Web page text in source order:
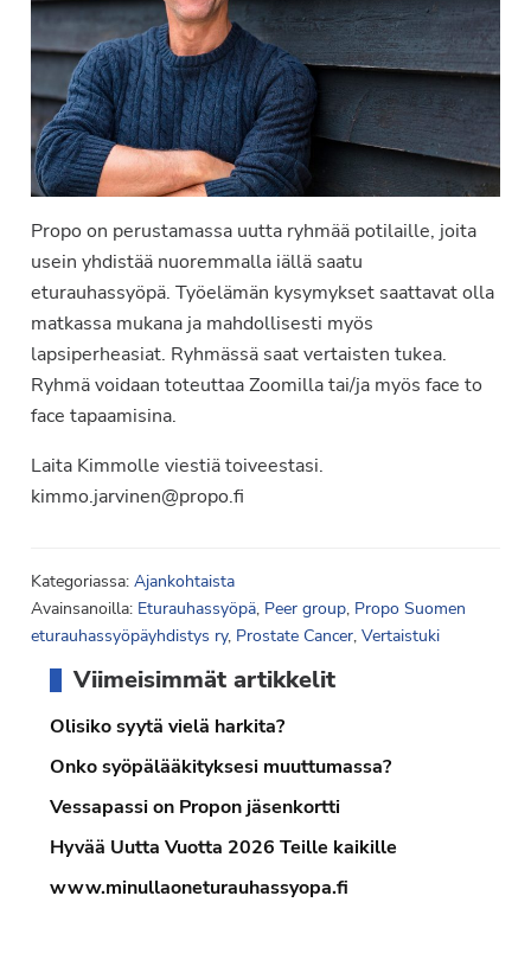
Propo on perustamassa uutta ryhmää potilaille, joita
usein yhdistää nuoremmalla iällä saatu
eturauhassyöpä. Työelämän kysymykset saattavat olla
matkassa mukana ja mahdollisesti myös
lapsiperheasiat. Ryhmässä saat vertaisten tukea.
Ryhmä voidaan toteuttaa Zoomilla tai/ja myös face to
face tapaamisina.
Laita Kimmolle viestiä toiveestasi.
kimmo.jarvinen@propo.fi
Kategoriassa: Ajankohtaista
Avainsanoilla: Eturauhassyöpä, Peer group, Propo Suomen
eturauhassyöpäyhdistys ry, Prostate Cancer, Vertaistuki
sivupalkki
Viimeisimmät artikkelit
Olisiko syytä vielä harkita?
Onko syöpälääkityksesi muuttumassa?
Vessapassi on Propon jäsenkortti
Hyvää Uutta Vuotta 2026 Teille kaikille
www.minullaoneturauhassyopa.fi